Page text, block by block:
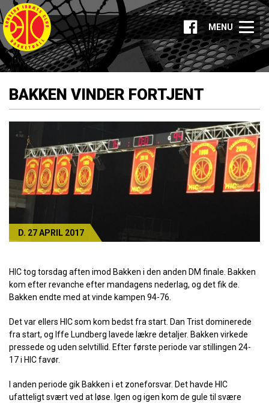
MENU
BAKKEN VINDER FORTJENT
D. 27 APRIL 2017
HIC tog torsdag aften imod Bakken i den anden DM finale. Bakken
kom efter revanche efter mandagens nederlag, og det fik de.
Bakken endte med at vinde kampen 94-76.
Det var ellers HIC som kom bedst fra start. Dan Trist dominerede
fra start, og Iffe Lundberg lavede lækre detaljer. Bakken virkede
pressede og uden selvtillid. Efter første periode var stillingen 24-
17 i HIC favør.
I anden periode gik Bakken i et zoneforsvar. Det havde HIC
ufatteligt svært ved at løse. Igen og igen kom de gule til svære